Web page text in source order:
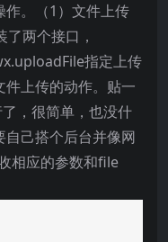
作。（1）文件上传
两个接口，
指定上传
上传的动作。贴一
，很简单，也没什
己搭个后台并像网
相应的参数和file